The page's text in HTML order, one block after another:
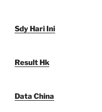
Sdy Hari Ini
Result Hk
Data China